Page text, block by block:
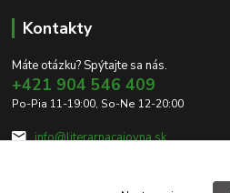
Kontakty
Máte otázku? Spýtajte sa nás.
+421 904 546 409
Po-Pia 11-19:00, So-Ne 12-20:00
info@literarnacajovna.sk